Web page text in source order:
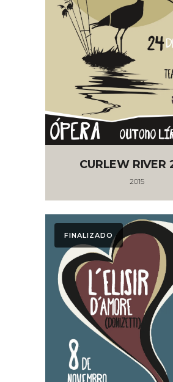
CURLEW RIVER
2015
FINALIZADO